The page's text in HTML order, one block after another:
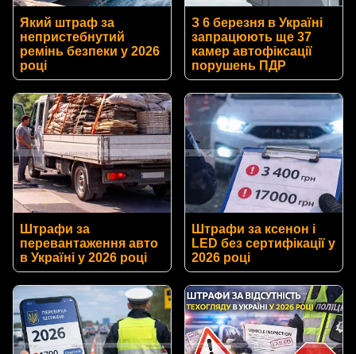
Який штраф за
непристебнутий
ремінь безпеки у 2026
році
З 6 березня в Україні
запрацюють ще 37
камер автофіксації
порушень ПДР
Штрафи за
перевантаження авто
в Україні у 2026 році
Штрафи за ксенон і
LED без сертифікації у
2026 році